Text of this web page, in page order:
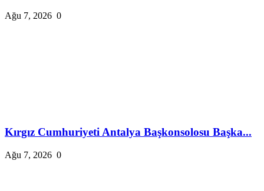
Ağu 7, 2026 0
Kırgız Cumhuriyeti Antalya Başkonsolosu Başka...
Ağu 7, 2026 0